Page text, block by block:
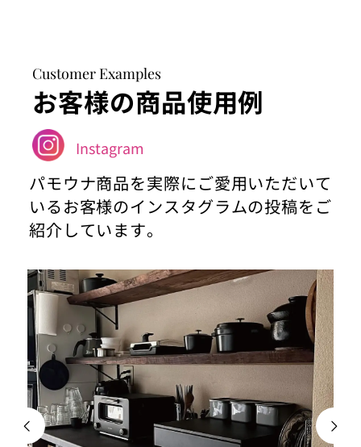
Customer Examples
お客様の商品使用例
Instagram
パモウナ商品を実際にご愛用いただいて
いるお客様のインスタグラムの投稿をご
紹介しています。